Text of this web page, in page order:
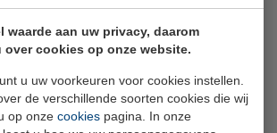
waarde aan uw privacy, daarom
over cookies op onze website.
u uw voorkeuren voor cookies instellen.
de verschillende soorten cookies die wij
op onze cookies pagina. In onze
Pas je cookie-instellingen aan om
te krijgen tot dit onderdeel.
instellingen wijzigen